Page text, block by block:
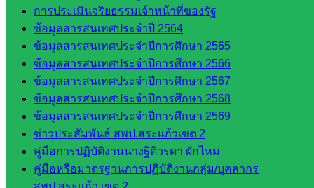
การประเมินจริยธรรมเจ้าหน้าที่ของรัฐ
ข้อมูลสารสนเทศประจำปี 2564
ข้อมูลสารสนเทศประจำปีการศึกษา 2565
ข้อมูลสารสนเทศประจำปีการศึกษา 2566
ข้อมูลสารสนเทศประจำปีการศึกษา 2567
ข้อมูลสารสนเทศประจำปีการศึกษา 2568
ข้อมูลสารสนเทศประจำปีการศึกษา 2569
ข่าวประสัมพันธ์ สพป.สระแก้วเขต 2
คู่มือการปฏิบัติงานนางฐิติวรดา ผักไหม
คู่มือหรือมาตรฐานการปฏิบัติงานกลุ่ม/บุคลากร
กลุ่
มอำนวย
การ
กลุ่ม
บริหาร
งานงาน
เงินและ
สินทรัพย์
กลุ่มน
โยบาย